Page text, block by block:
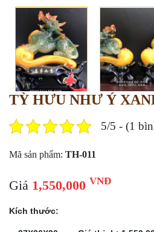
TỲ HƯU NHƯ Ý
5/5 - (1
Mã sản phẩm: TH-011
Giá 1,550,000 VNĐ
Kích thước: